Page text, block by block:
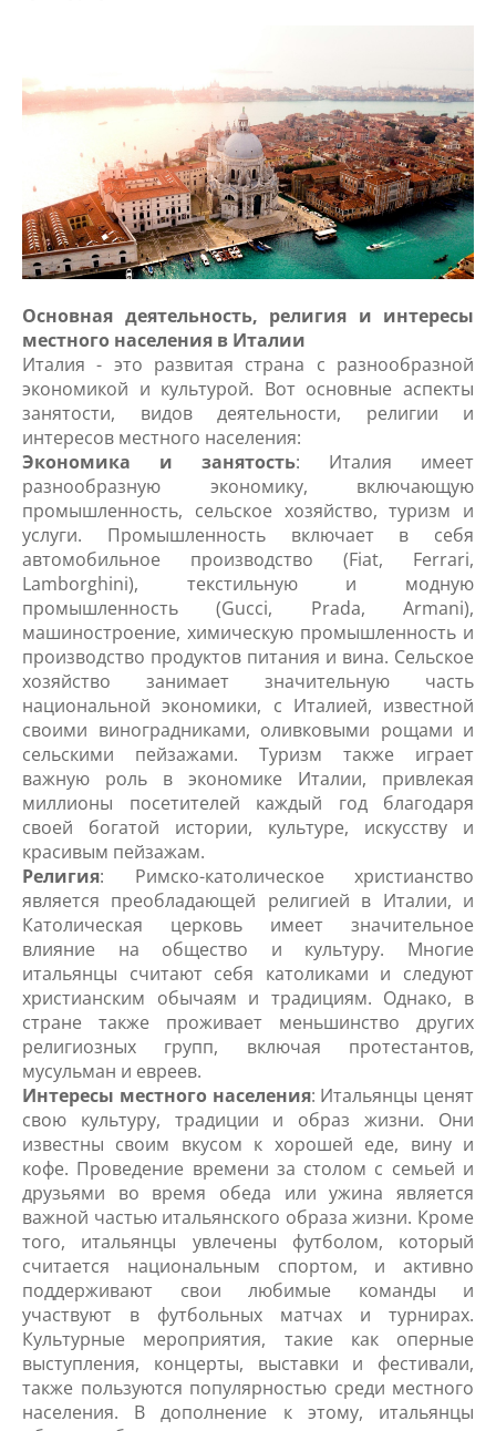
Основная деятельность, религия и интересы
местного населения в Италии
Италия - это развитая страна с разнообразной
экономикой и культурой. Вот основные аспекты
занятости, видов деятельности, религии и
интересов местного населения:
Экономика и занятость: Италия имеет
разнообразную экономику, включающую
промышленность, сельское хозяйство, туризм и
услуги. Промышленность включает в себя
автомобильное производство (Fiat, Ferrari,
Lamborghini), текстильную и модную
промышленность (Gucci, Prada, Armani),
машиностроение, химическую промышленность и
производство продуктов питания и вина. Сельское
хозяйство занимает значительную часть
национальной экономики, с Италией, известной
своими виноградниками, оливковыми рощами и
сельскими пейзажами. Туризм также играет
важную роль в экономике Италии, привлекая
миллионы посетителей каждый год благодаря
своей богатой истории, культуре, искусству и
красивым пейзажам.
Религия: Римско-католическое христианство
является преобладающей религией в Италии, и
Католическая церковь имеет значительное
влияние на общество и культуру. Многие
итальянцы считают себя католиками и следуют
христианским обычаям и традициям. Однако, в
стране также проживает меньшинство других
религиозных групп, включая протестантов,
мусульман и евреев.
Интересы местного населения: Итальянцы ценят
свою культуру, традиции и образ жизни. Они
известны своим вкусом к хорошей еде, вину и
кофе. Проведение времени за столом с семьей и
друзьями во время обеда или ужина является
важной частью итальянского образа жизни. Кроме
того, итальянцы увлечены футболом, который
считается национальным спортом, и активно
поддерживают свои любимые команды и
участвуют в футбольных матчах и турнирах.
Культурные мероприятия, такие как оперные
выступления, концерты, выставки и фестивали,
также пользуются популярностью среди местного
населения. В дополнение к этому, итальянцы